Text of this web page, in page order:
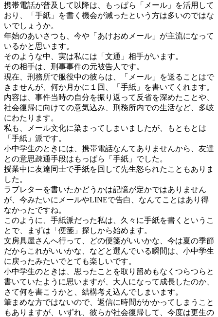
携帯電話が普及して以降は、もっぱら「メール」を活用して
おり、「手紙」を書く機会が減ったという方は多いのではな
いでしょうか。
年始のあいさつも、今や「あけおめメール」が主流になって
いるかと思います。
そのような中、実は私には「文通」相手がいます。
その相手は、刑事事件の元被告人です。
現在、刑務所で服役中の彼らは、「メール」を送ることはで
きませんが、何か月かに１回、「手紙」を書いてくれます。
内容は、事件当時の自分を振り返って反省を深めたことや、
社会復帰に向けての意気込み、刑務所内での生活など、多岐
にわたります。
私も、メール文化に染まってしまいましたが、もともとは
「手紙」派です。
小中学生のときには、携帯電話なんてありませんから、友達
との意思疎通手段はもっぱら「手紙」でした。
授業中に友達同士で手紙を回して先生怒られたこともありま
した。
ラブレターを書いたかどうかは記憶が定かではありません
が、今みたいにメールやLINEで告白、なんてことはあり得
なかったですね。
このように、手紙派だった私は、久々に手紙を書くというこ
とで、まずは「便箋」探しから始めます。
文房具屋さんへ行って、どの便箋がいいかな、今は夏の季節
だからこれがいいかな、などと選んでいる瞬間は、小中学生
に戻ったみたいでとても楽しいです。
小中学生のときは、思ったことを取り留めもなくつらつらと
書いていたように思いますが、大人になって成長したのか、
さて何を書こうかと、結構考え込んでしまいます。
筆まめな方ではないので、返信に時間がかかってしまうこと
もありますが、いずれ、彼らが社会復帰して、今度は更生の